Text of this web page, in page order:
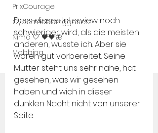
PrixCourage
Cybermobbinggesetz
Nimo 🤍 🖤🖤🦋
Mobbing
Dass dieses Interview noch
schwieriger wird, als die meisten
anderen, wusste ich. Aber sie
waren gut vorbereitet. Seine
Mutter steht uns sehr nahe, hat
gesehen, was wir gesehen
haben und wich in dieser
dunklen Nacht nicht von unserer
Seite.